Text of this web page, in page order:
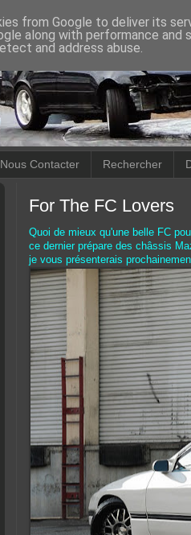
Nous Contacter Rechercher
For The FC Lovers
Quoi de mieux qu'une belle FC
ce dernier prépare des châssis
je vous présenterais
from Google to deliver its
along with performance
and address abuse.